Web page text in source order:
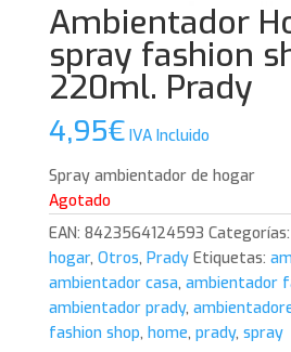
Ambientador
spray fashion
220ml. Prady
4,95€ IVA Incluido
Spray ambientador de hogar
Agotado
EAN: 8423564124593 Categorías:
hogar, Otros, Prady Etiquetas:
ambientador casa, ambientador
ambientador prady,
fashion shop, home, prady, spray